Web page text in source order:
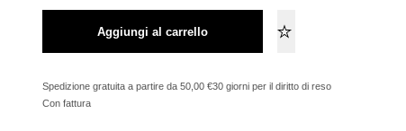
Aggiungi al carrello
Spedizione gratuita a partire da 50,00 €30 giorni per il diritto di reso
Con fattura